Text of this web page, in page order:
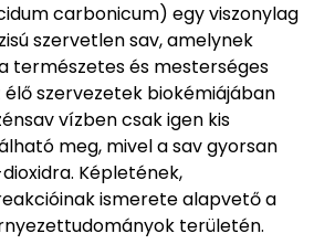
carbonicum) egy viszonylag
szervetlen sav, amelynek
természetes és mesterséges
élő szervezetek biokémiájában
vízben csak igen kis
meg, mivel a sav gyorsan
Képletének,
ismerete alapvető a
területén.